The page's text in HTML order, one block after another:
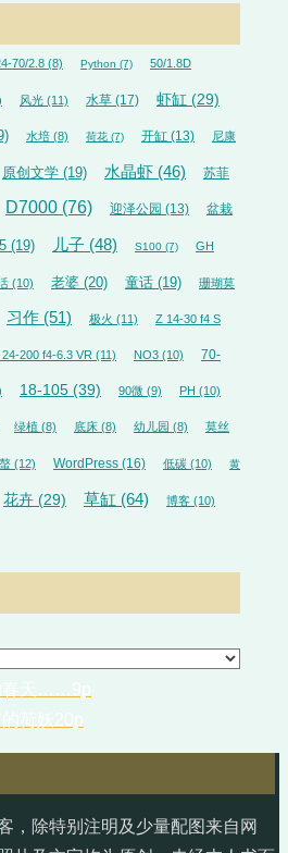
70/2.8 (8) Python (7) 50/1.8D
风光 (11) 水草 (17) 虾缸 (29)
水培 (8) 荷花 (7) 开缸 (13) 尼康
原创文学 (19) 水晶虾 (46) 苏菲
D7000 (76) 迎泽公园 (13) 盆栽
(19) 儿子 (48) S100 (7) GH
(10) 老婆 (20) 童话 (19) 珊瑚莫
习作 (51) 极火 (11) Z 14-30 f4 S
200 f4-6.3 VR (11) NO3 (10) 70-
18-105 (39) 90微 (9) PH (10)
绿植 (8) 底床 (8) 幼儿园 (8) 莫丝
(12) WordPress (16) 低碳 (10) 黄
花卉 (29) 草缸 (64) 博客 (10)
，除特别注明及少量配图来自网